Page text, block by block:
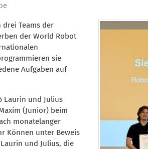
drei Teams der
der World Robot
sie
Aufgaben auf
Laurin und Julius
(Junior) beim
monatelanger
Können unter Beweis
und Julius, die